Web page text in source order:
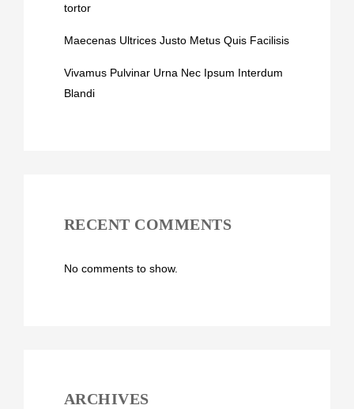
tortor
Maecenas Ultrices Justo Metus Quis Facilisis
Vivamus Pulvinar Urna Nec Ipsum Interdum
Blandi
RECENT COMMENTS
No comments to show.
ARCHIVES